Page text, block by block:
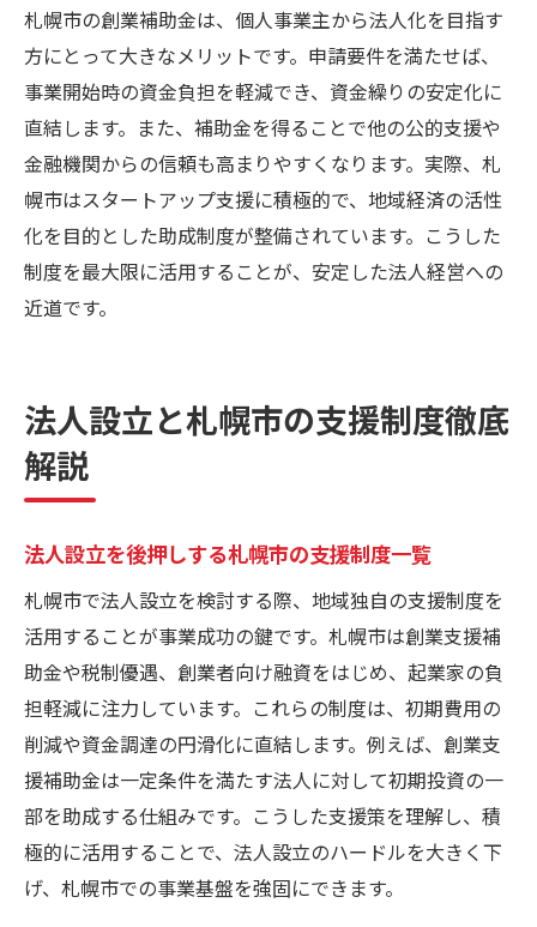
札幌市の創業補助金は、個人事業主から法人化を目指す
方にとって大きなメリットです。申請要件を満たせば、
事業開始時の資金負担を軽減でき、資金繰りの安定化に
直結します。また、補助金を得ることで他の公的支援や
金融機関からの信頼も高まりやすくなります。実際、札
幌市はスタートアップ支援に積極的で、地域経済の活性
化を目的とした助成制度が整備されています。こうした
制度を最大限に活用することが、安定した法人経営への
近道です。
法人設立と札幌市の支援制度徹底
解説
法人設立を後押しする札幌市の支援制度一覧
札幌市で法人設立を検討する際、地域独自の支援制度を
活用することが事業成功の鍵です。札幌市は創業支援補
助金や税制優遇、創業者向け融資をはじめ、起業家の負
担軽減に注力しています。これらの制度は、初期費用の
削減や資金調達の円滑化に直結します。例えば、創業支
援補助金は一定条件を満たす法人に対して初期投資の一
部を助成する仕組みです。こうした支援策を理解し、積
極的に活用することで、法人設立のハードルを大きく下
げ、札幌市での事業基盤を強固にできます。